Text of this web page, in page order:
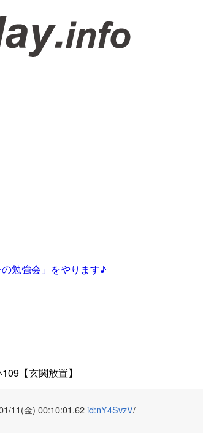
勉強会」をやります♪
【玄関放置】
11(金) 00:10:01.62id:nY4SvzV/